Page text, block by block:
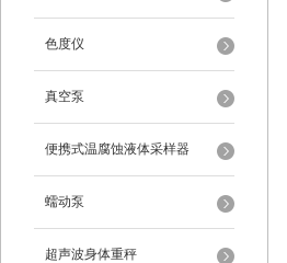
色度仪
真空泵
便携式温腐蚀液体采样器
蠕动泵
超声波身体重秤